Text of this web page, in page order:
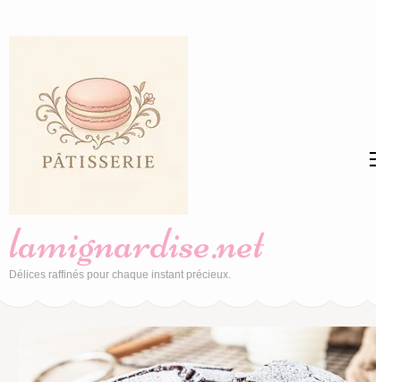
(Pressez
Entrée)
lamignardise.net
Délices raffinés pour chaque instant précieux.